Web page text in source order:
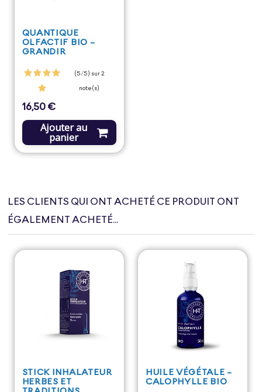
QUANTIQUE
OLFACTIF BIO -
GRANDIR
(5/5) sur 2
note(s)
Prix
16,50 €
Ajouter au
panier
LES CLIENTS QUI ONT ACHETÉ CE PRODUIT ONT
ÉGALEMENT ACHETÉ...
STICK INHALATEUR
HERBES ET
HUILE VÉGÉTALE -
CALOPHYLLE BIO